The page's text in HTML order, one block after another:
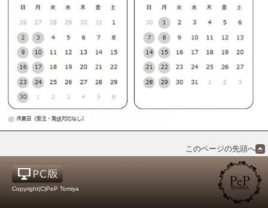
このページの先頭へ
Copyright(C)PeP Tomiya